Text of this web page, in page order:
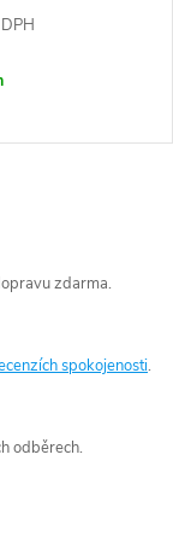
zdarma.
spokojenosti.
odběrech.